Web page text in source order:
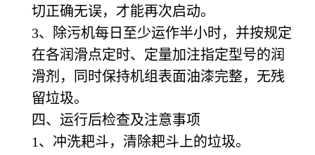
切正确无误，才能再次启动。
3、除污机每日至少运作半小时，并按规定
在各润滑点定时、定量加注指定型号的润
滑剂，同时保持机组表面油漆完整，无残
留垃圾。
四、运行后检查及注意事项
1、冲洗耙斗，清除耙斗上的垃圾。